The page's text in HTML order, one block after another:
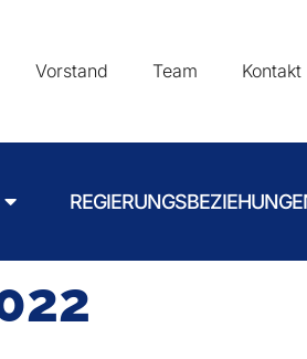
Vorstand Team Kontakt